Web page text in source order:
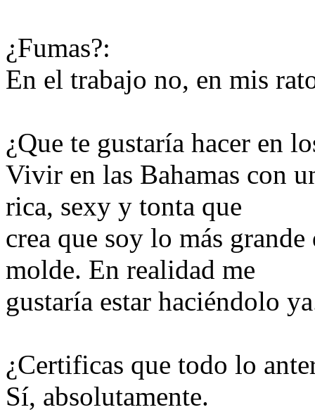
¿Fumas?:
En el trabajo no, en mis
¿Que te gustaría hacer en
Vivir en las Bahamas con
rica, sexy y tonta que
crea que soy lo más
molde. En realidad me
gustaría estar haciéndolo
¿Certificas que todo lo
Sí, absolutamente.